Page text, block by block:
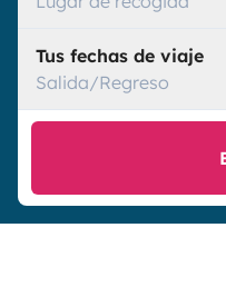
Tus fechas de viaje
Salida/Regreso